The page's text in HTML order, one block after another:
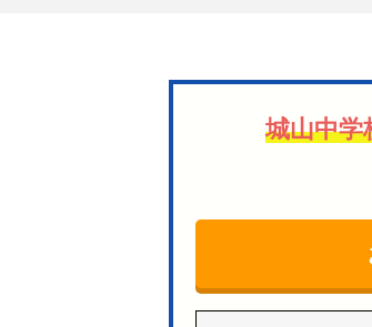
城山中学